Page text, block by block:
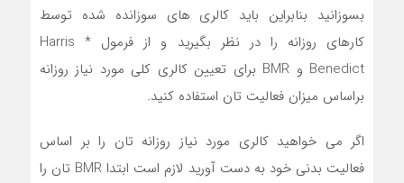
بسوزانید بنابراین باید کالری های سوزانده شده توسط
کارهای روزانه را در نظر بگیرید و از فرمول * Harris
Benedict و BMR برای تعیین کالری کلی مورد نیاز روزانه
براساس میزان فعالیت تان استفاده کنید.
اگر می خواهید کالری مورد نیاز روزانه تان را بر اساس
فعالیت بدنی خود به دست آورید لازم است ابتدا BMR تان را